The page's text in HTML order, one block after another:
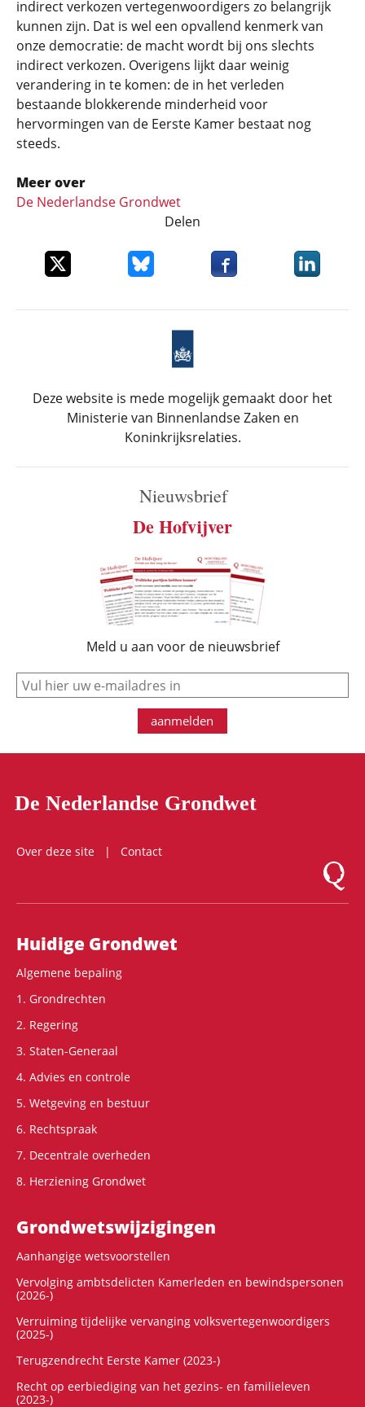
indirect verkozen vertegenwoordigers zo belangrijk
kunnen zijn. Dat is wel een opvallend kenmerk van
onze democratie: de macht wordt bij ons slechts
indirect verkozen. Overigens lijkt daar weinig
verandering in te komen: de in het verleden
bestaande blokkerende minderheid voor
hervormingen van de Eerste Kamer bestaat nog
steeds.
Meer over
De Nederlandse Grondwet
Delen
Deel dit item op XDeel dit item op Bluesky
Deel dit item opDeel dit
Deze website is mede mogelijk gemaakt door het
Ministerie van Binnenlandse Zaken en
Koninkrijksrelaties.
Nieuwsbrief
De Hofvijver
Meld u aan voor de nieuwsbrief
e-mail
aanmelden
De Nederlandse Grondwet
Over deze site
Contact
Logo
Hoofdnavigatie
Huidige Grondwet
Algemene bepaling
1. Grondrechten
2. Regering
3. Staten-Generaal
4. Advies en controle
5. Wetgeving en bestuur
6. Rechtspraak
7. Decentrale overheden
8. Herziening Grondwet
Grondwets­wijzigingen
Aanhangige wetsvoorstellen
Vervolging ambtsdelicten Kamerleden en bewindspersonen
(2026-)
Verruiming tijdelijke vervanging volksvertegenwoordigers
(2025-)
Terugzendrecht Eerste Kamer (2023-)
Recht op eerbiediging van het gezins- en familieleven
(2023-)